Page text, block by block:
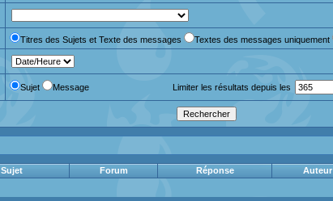
Titres des Sujets et Texte des messages Textes des messages uniquement
Sujet Message Limiter les résultats depuis les
Sujet Forum Réponse Auteur